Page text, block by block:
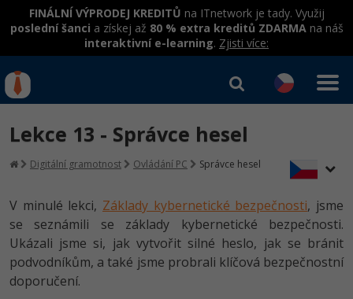
FINÁLNÍ VÝPRODEJ KREDITŮ na ITnetwork je tady. Využij
poslední šanci a získej až 80 % extra kreditů ZDARMAna náš
interaktivní e-learning. Zjisti více:
Rekvalifikace a kurzy
hrazené úřadem práce
Workshopy zdarma
Umělá inteligence v praxi
Datová analýza v praxi
Školení
Základy programování
Školení dle technologií
Junior programátor
Programátor WWW aplikací
Senior programátor
Kurzy programování
Jak začít?
Kurzy e-commerce
Přihlásit se |Registrovat
Lekce 13 - Správce hesel
Digitální gramotnost Ovládání PC Správce hesel
V minulé lekci, Základy kybernetické bezpečnosti, jsme
se seznámili se základy kybernetické bezpečnosti.
Ukázali jsme si, jak vytvořit silné heslo, jak se bránit
podvodníkům, a také jsme probrali klíčová bezpečnostní
doporučení.